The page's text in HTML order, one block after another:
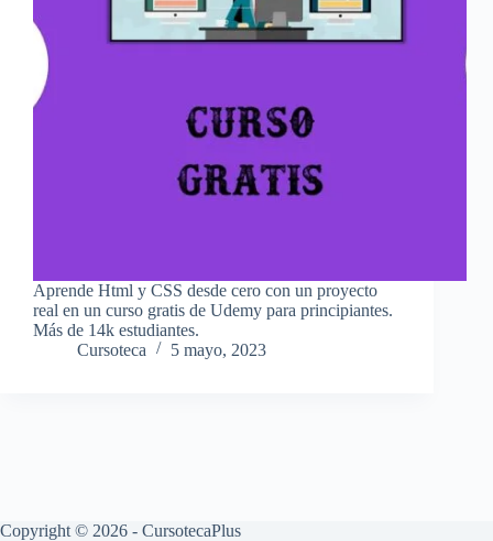
Aprende Html y CSS desde cero con un proyecto
real en un curso gratis de Udemy para principiantes.
Más de 14k estudiantes.
Cursoteca
5 mayo, 2023
Copyright © 2026 - CursotecaPlus